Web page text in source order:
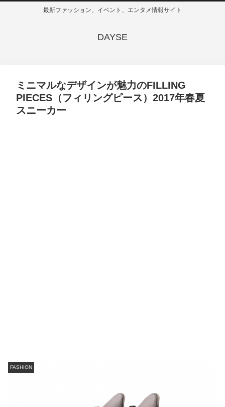
最新ファッション、イベント、エンタメ情報サイト
DAYSE
ミニマルなデザインが魅力のFILLING
PIECES（フィリングピース）2017年春夏
スニーカー
FASHION